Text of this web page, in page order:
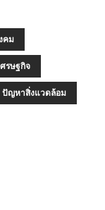
คม
รษฐกิจ
ปัญหาสิ่งแวดล้อม